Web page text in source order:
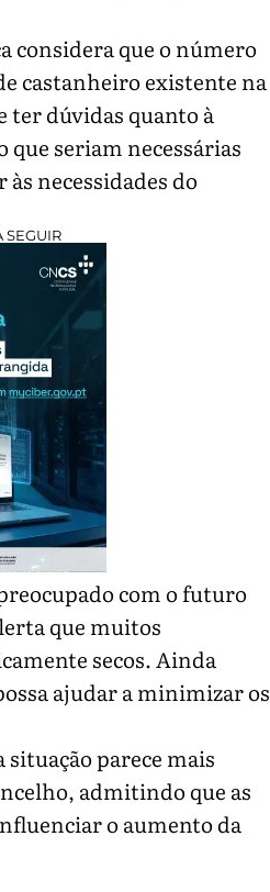
considera que o número
castanheiro existente na
ter dúvidas quanto à
que seriam necessárias
às necessidades do
SEGUIR
com o futuro
que muitos
secos. Ainda
ajudar a minimizar os
situação parece mais
admitindo que as
o aumento da